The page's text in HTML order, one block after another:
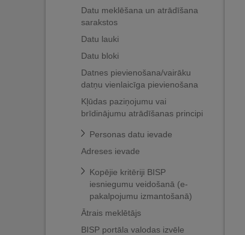
Datu meklēšana un atrādīšana
sarakstos
Datu lauki
Datu bloki
Datnes pievienošana/vairāku
datņu vienlaicīga pievienošana
Kļūdas paziņojumu vai
brīdinājumu atrādīšanas principi
Personas datu ievade
Adreses ievade
Kopējie kritēriji BISP
iesniegumu veidošanā (e-
pakalpojumu izmantošanā)
Ātrais meklētājs
BISP portāla valodas izvēle